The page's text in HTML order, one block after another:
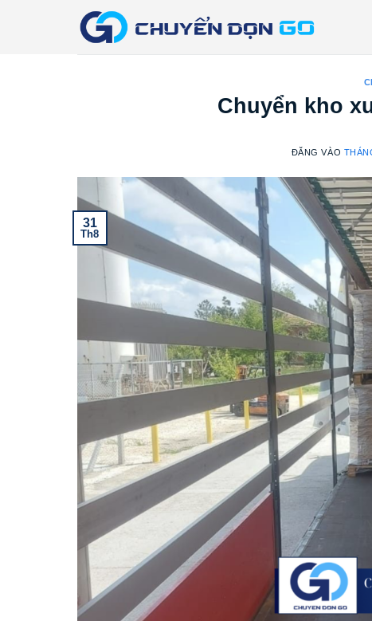
Chuyển kho
ĐĂNG VÀO
31
Th8